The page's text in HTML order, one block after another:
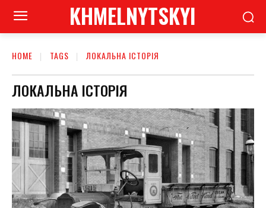
KHMELNYTSKYI
HOME TAGS ЛОКАЛЬНА ІСТОРІЯ
ЛОКАЛЬНА ІСТОРІЯ